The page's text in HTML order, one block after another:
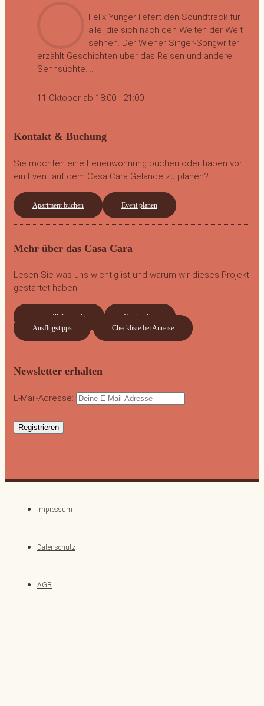
Felix Yunger liefert den Soundtrack für
alle, die sich nach den Weiten der Welt
sehnen. Der Wiener Singer-Songwriter
erzählt Geschichten über das Reisen und andere
Sehnsüchte. ...
11 Oktober ab 18:00 - 21:00
Kontakt & Buchung
Sie möchten eine Ferienwohnung buchen oder haben vor
ein Event auf dem Casa Cara Gelände zu planen?
Apartment buchen Event planen
Mehr über das Casa Cara
Lesen Sie was uns wichtig ist und warum wir dieses Projekt
gestartet haben.
unsere Philosophie
Neuigkeiten
Ausflugstipps
Checkliste bei Anreise
Newsletter erhalten
E-Mail-Adresse:
Impressum
Datenschutz
AGB